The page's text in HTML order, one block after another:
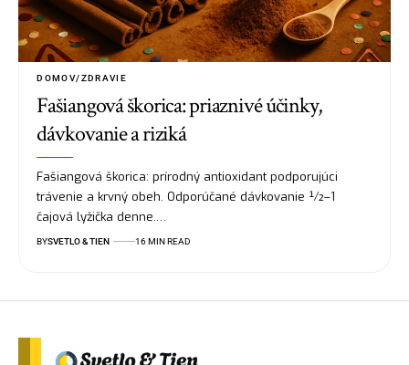
DOMOV/ZDRAVIE
Fašiangová škorica: priaznivé účinky,
dávkovanie a riziká
Fašiangová škorica: prírodný antioxidant podporujúci
trávenie a krvný obeh. Odporúčané dávkovanie ½–1
čajová lyžička denne.…
BYSVETLO & TIEN 16 MIN READ